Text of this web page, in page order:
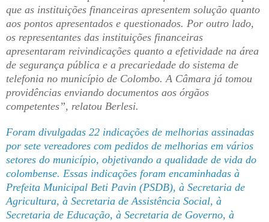
que as instituições financeiras apresentem solução quanto
aos pontos apresentados e questionados. Por outro lado,
os representantes das instituições financeiras
apresentaram reivindicações quanto a efetividade na área
de segurança pública e a precariedade do sistema de
telefonia no município de Colombo. A Câmara já tomou
providências enviando documentos aos órgãos
competentes”, relatou Berlesi.
Foram divulgadas 22 indicações de melhorias assinadas
por sete vereadores com pedidos de melhorias em vários
setores do município, objetivando a qualidade de vida do
colombense. Essas indicações foram encaminhadas à
Prefeita Municipal Beti Pavin (PSDB), à Secretaria de
Agricultura, à Secretaria de Assistência Social, à
Secretaria de Educação, à Secretaria de Governo, à